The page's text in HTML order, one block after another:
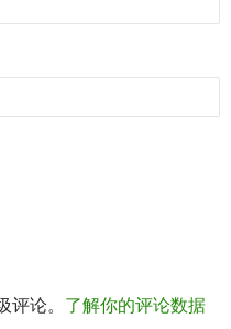
论。 了解你的评论数据